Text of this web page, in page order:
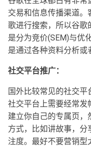
交易和信息传播渠道
歌进行搜索，所以谷歌
是分为竞价(SEM)与优
是通过各种资料分析或
社交平台推广：
国外比较常见的社交
社交平台上需要经常发
建立你自己的专属页
方式，比如讲故事，
注度。最好不要营销型